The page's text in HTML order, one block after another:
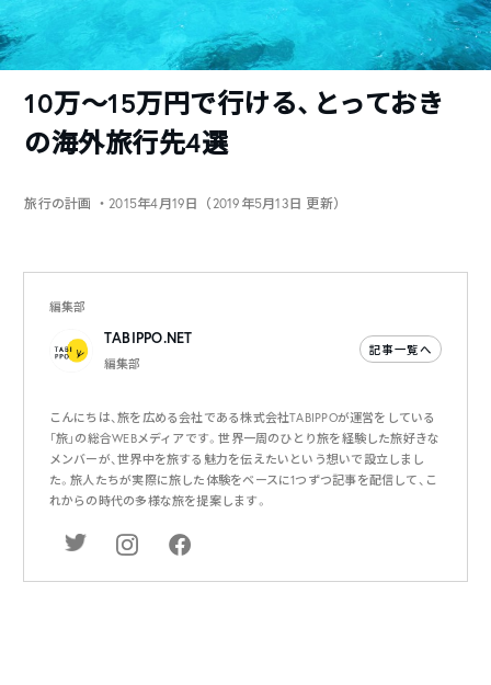
10万〜15万円で行ける、とっておき
の海外旅行先4選
旅行の計画 ・2015年4月19日（2019年5月13日 更新）
編集部
TABIPPO.NET
編集部
記事一覧へ
こんにちは、旅を広める会社である株式会社TABIPPOが運営をしている
「旅」の総合WEBメディアです。世界一周のひとり旅を経験した旅好きな
メンバーが、世界中を旅する魅力を伝えたいという想いで設立しまし
た。旅人たちが実際に旅した体験をベースに1つずつ記事を配信して、こ
れからの時代の多様な旅を提案します。